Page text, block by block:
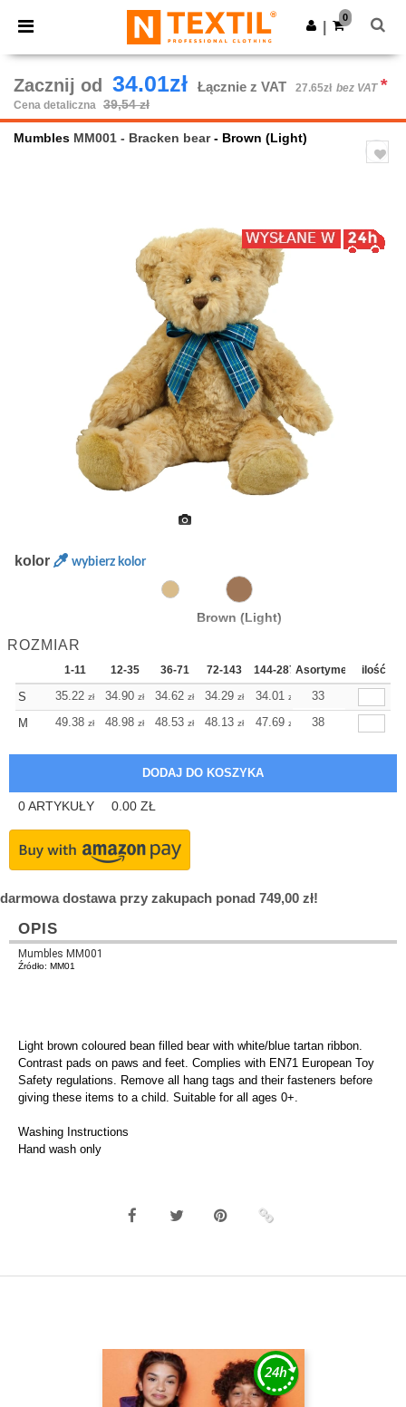
× Aplikacja Ntextil
Lepsze ceny w aplikacji!
Pobierz app
0
Zacznij od 34.01zł Łącznie z VAT 27.65zł bez VAT *
Cena detaliczna 39,54 zł
Mumbles MM001 - Bracken bear- Brown (Light)
kolor wybierz kolor
Brown (Light)
ROZMIAR
1-11 12-35 36-71 72-143 144-287 288 Dodaj Więcej
Asortyment ilość
S 35.22 zł 34.90 zł 34.62 zł 34.29 zł 34.01 zł 34.01
33
M
49.38 zł 48.98 zł 48.53 zł 48.13 zł 47.69 zł 47.69
38
0ARTYKUŁY 0.00 ZŁ
darmowa dostawa przy zakupach ponad 749,00 zł!
OPIS
Mumbles MM001
Źródło: MM01
Light brown coloured bean filled bear with white/blue tartan ribbon.
Contrast pads on paws and feet. Complies with EN71 European Toy
Safety regulations. Remove all hang tags and their fasteners before
giving these items to a child. Suitable for all ages 0+.
Washing Instructions
Hand wash only